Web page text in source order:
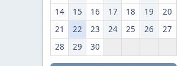
14
15 16 17 18 19
20
21
22 23 24 25 26
27
28
29 30